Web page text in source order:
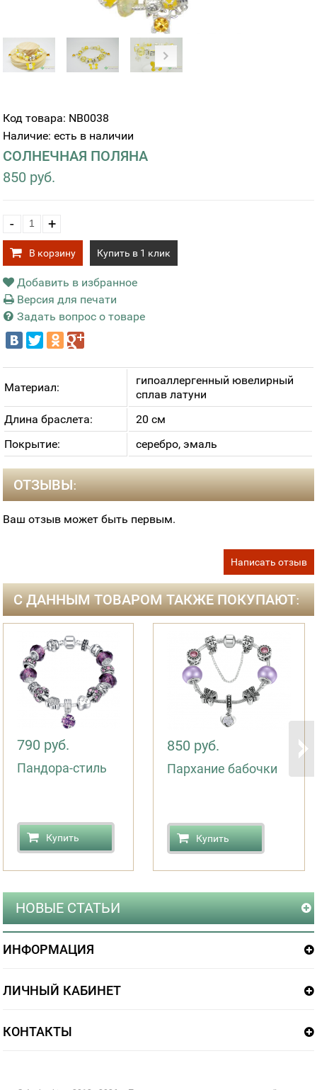
Код товара: NB0038
Наличие: есть в наличии
СОЛНЕЧНАЯ ПОЛЯНА
850 руб.
- +
В корзину Купить в 1 клик
Добавить в избранное
Версия для печати
Задать вопрос о товаре
Материал:
гипоаллергенный ювелирный
сплав латуни
Длина браслета:
20 см
Покрытие:
серебро, эмаль
ОТЗЫВЫ:
Ваш отзыв может быть первым.
Написать отзыв
С ДАННЫМ ТОВАРОМ ТАКЖЕ ПОКУПАЮТ:
790 руб.
Пандора-стиль
Купить
850 руб.
Пархание бабочки
Купить
НОВЫЕ СТАТЬИ
ИНФОРМАЦИЯ
ЛИЧНЫЙ КАБИНЕТ
КОНТАКТЫ